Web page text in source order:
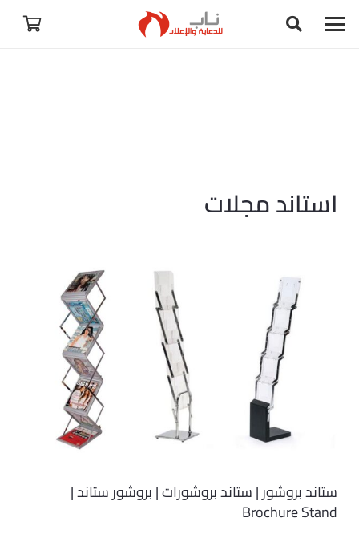
استاند مجلات
ستاند بروشور | ستاند بروشورات | بروشور ستاند |
Brochure Stand